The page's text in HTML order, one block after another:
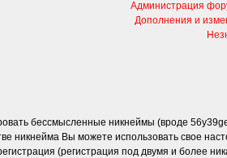
Администрация
Дополнения и
бессмысленные никнеймы (вроде
никнейма Вы можете использовать свое
(регистрация под двумя и более